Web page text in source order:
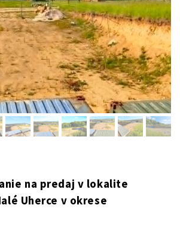
na predaj v lokalite
Uherce v okrese